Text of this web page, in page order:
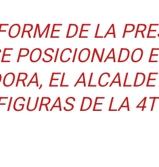
DE LA
POSICIONADO
EL
DE LA 4T